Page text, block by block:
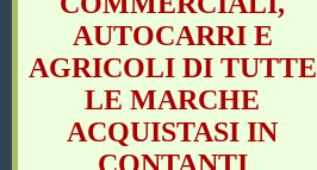
AUTOCARRI E
AGRICOLI DI TUTTE
LE MARCHE
ACQUISTASI IN